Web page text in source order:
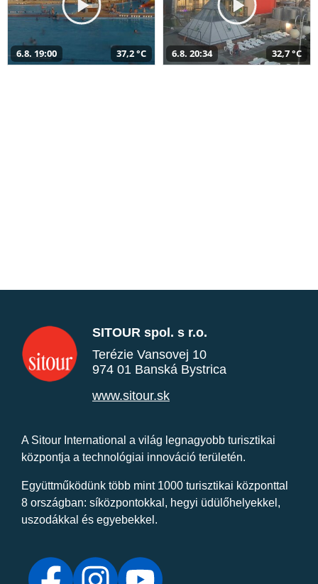
6.8. 19:00 37,2 °C 6.8. 20:34 32,7 °C
SITOUR spol. s r.o.
Terézie Vansovej 10
974 01 Banská Bystrica
www.sitour.sk
A Sitour International a világ legnagyobb turisztikai
központja a technológiai innováció területén.
Együttműködünk több mint 1000 turisztikai központtal
8 országban: síközpontokkal, hegyi üdülőhelyekkel,
uszodákkal és egyebekkel.